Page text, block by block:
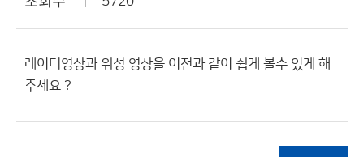
레이더영상과 위성 영상을 이전과 같이 쉽게 볼수 있게 해
주세요 ?